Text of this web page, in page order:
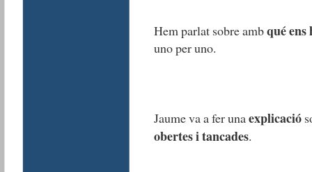
Hem parlat sobre ambqué ens
uno per uno.
Jaume va a fer unaexplicació
obertes i tancades.